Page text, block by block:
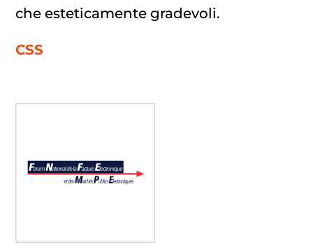
che esteticamente gradevoli.
CSS